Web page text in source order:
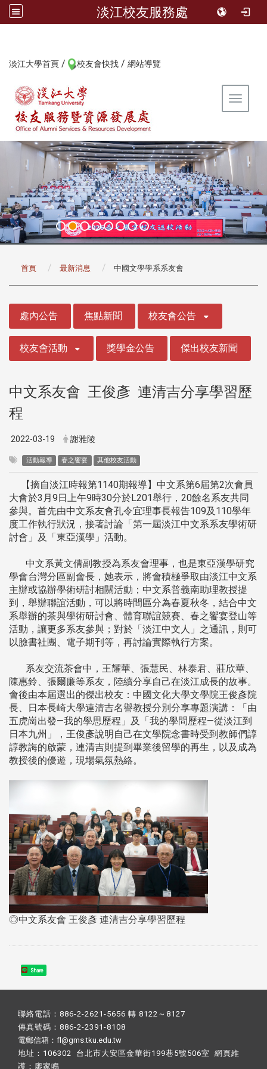
淡江校友服務處
淡江大學首頁 / 校友會快找 / 網站導覽
Toggle
首頁 最新消息 中國文學學系系友會
處內公告 焦點新聞 校友會公告
校友會活動 獎學金公告 傑出校友新聞
中文系友會 王俊彥 連清吉分享學習歷
程
2022-03-19 謝雅陵
活動報導 春之饗宴 其他校友活動
【摘自淡江時報第1140期報導】中文系第6屆第2次會員
大會於3月9日上午9時30分於L201舉行，20餘名系友共同
參與。首先由中文系友會孔令宜理事長報告109及110學年
度工作執行狀況，接著討論「第一屆淡江中文系系友學術研
討會」及「東亞漢學」活動。
中文系黃文倩副教授為系友會理事，也是東亞漢學研究
學會台灣分區副會長，她表示，將會積極爭取由淡江中文系
主辦或協辦學術研討相關活動；中文系普義南助理教授提
到，舉辦聯誼活動，可以將時間區分為春夏秋冬，結合中文
系舉辦的茶與學術研討會、體育聯誼競賽、春之饗宴登山等
活動，讓更多系友參與；對於「淡江中文人」之通訊，則可
以臉書社團、電子期刊等，再討論實際執行方案。
系友交流茶會中，王耀華、張慧民、林泰君、莊欣華、
陳惠鈴、張爾廉等系友，陸續分享自己在淡江成長的故事。
會後由本屆選出的傑出校友：中國文化大學文學院王俊彥院
長、日本長崎大學連清吉名譽教授分別分享專題演講：「由
五虎崗出發—我的學思歷程」及「我的學問歷程—從淡江到
日本九州」，王俊彥說明自己在文學院念書時受到教師們諄
諄教誨的啟蒙，連清吉則提到畢業後留學的再生，以及成為
教授後的優遊，現場氣氛熱絡。
◎中文系友會 王俊彥 連清吉分享學習歷程
Share
聯絡電話：886-2-2621-5656 轉 8122～8127
傳真號碼：886-2-2391-8108
電郵信箱：fl@gms.tku.edu.tw
地址：106302 台北市大安區金華街199巷5號506室 網頁維
護： 廖家鳴​